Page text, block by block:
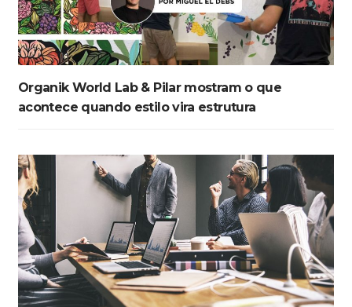
Organik World Lab & Pilar mostram o que
acontece quando estilo vira estrutura